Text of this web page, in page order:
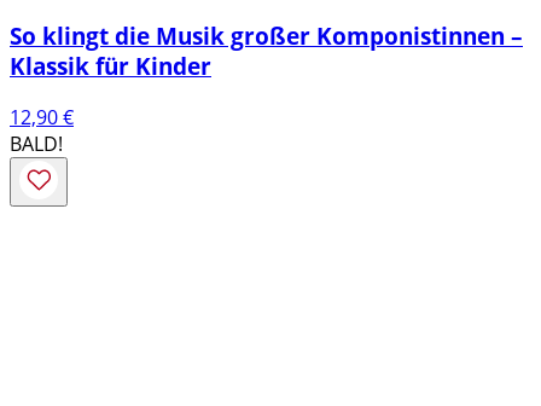
So klingt die Musik großer Komponistinnen –
Klassik für Kinder
12,90€
BALD!